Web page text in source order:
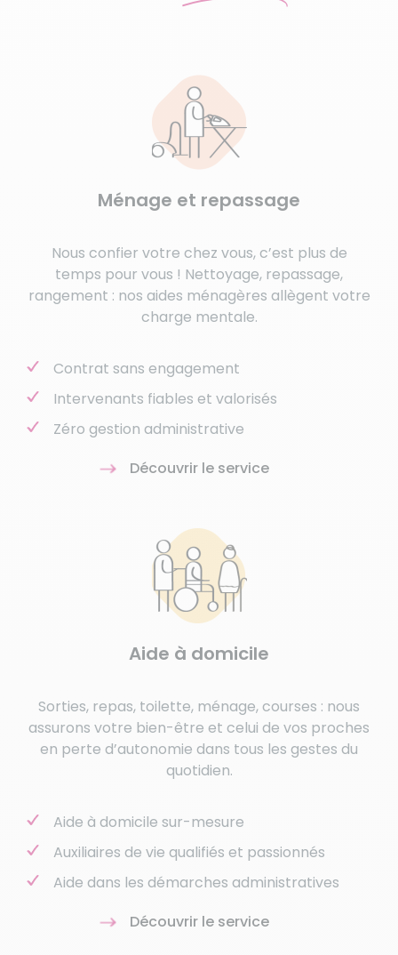
Ménage et repassage
Nous confier votre chez vous, c’est plus de
temps pour vous ! Nettoyage, repassage,
rangement : nos aides ménagères allègent votre
charge mentale.
Contrat sans engagement
Intervenants fiables et valorisés
Zéro gestion administrative
Découvrir le service
Aide à domicile
Sorties, repas, toilette, ménage, courses : nous
assurons votre bien-être et celui de vos proches
en perte d’autonomie dans tous les gestes du
quotidien.
Aide à domicile sur-mesure
Auxiliaires de vie qualifiés et passionnés
Aide dans les démarches administratives
Découvrir le service